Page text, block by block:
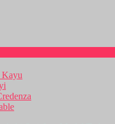
Kayu